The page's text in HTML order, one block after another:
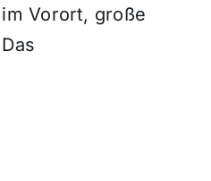
Vorort, große